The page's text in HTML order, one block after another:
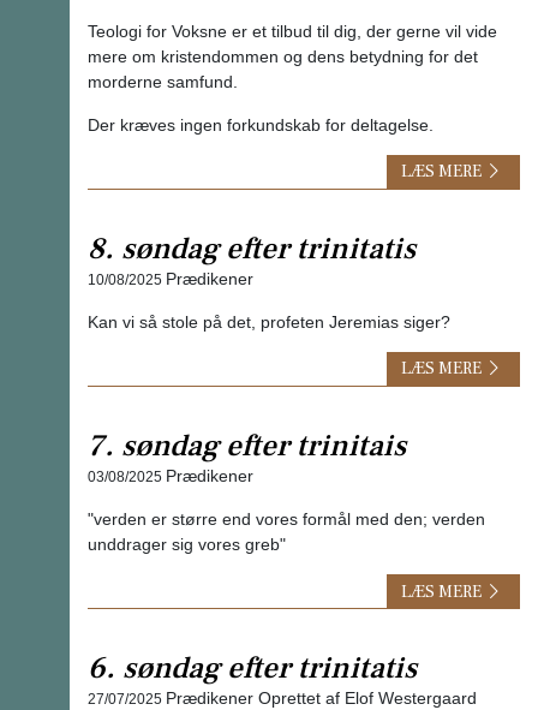
Teologi for Voksne er et tilbud til dig, der gerne vil vide
mere om kristendommen og dens betydning for det
morderne samfund.
Der kræves ingen forkundskab for deltagelse.
LÆS MERE
8. søndag efter trinitatis
10/08/2025 Prædikener
Kan vi så stole på det, profeten Jeremias siger?
LÆS MERE
7. søndag efter trinitais
03/08/2025 Prædikener
"verden er større end vores formål med den; verden
unddrager sig vores greb"
LÆS MERE
6. søndag efter trinitatis
27/07/2025 Prædikener Oprettet af Elof Westergaard